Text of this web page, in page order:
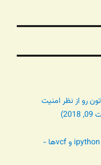
رو از نظر امنیت
جادی تی وی ۰۰۷ – ipython notebook و vcfها -